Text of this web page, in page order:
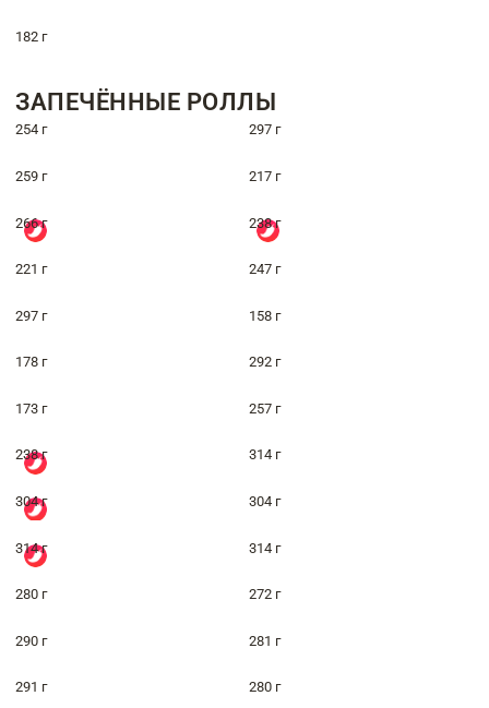
182 г
ЗАПЕЧЁННЫЕ РОЛЛЫ
254 г 297 г
259 г 217 г
266 г 238 г
221 г 247 г
297 г 158 г
178 г 292 г
173 г 257 г
238 г 314 г
304 г 304 г
314 г 314 г
280 г 272 г
290 г 281 г
291 г 280 г